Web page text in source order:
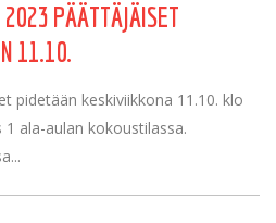
PÄÄTTÄJÄISET
11.10.
pidetään keskiviikkona 11.10. klo
1 ala-aulan kokoustilassa.